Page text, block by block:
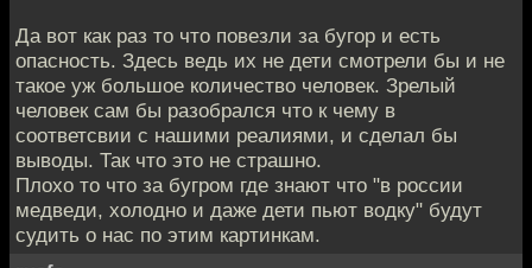
Да вот как раз то что повезли за бугор и есть
опасность. Здесь ведь их не дети смотрели бы и не
такое уж большое количество человек. Зрелый
человек сам бы разобрался что к чему в
соответсвии с нашими реалиями, и сделал бы
выводы. Так что это не страшно.
Плохо то что за бугром где знают что "в россии
медведи, холодно и даже дети пьют водку" будут
судить о нас по этим картинкам.